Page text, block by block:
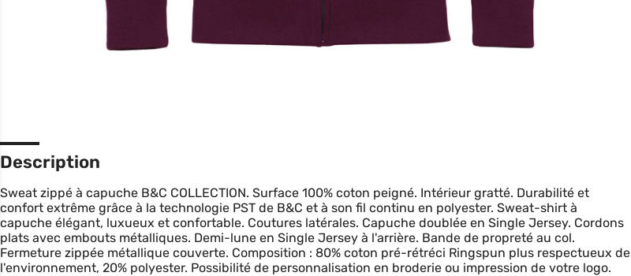
Description
Sweat zippé à capuche B&C COLLECTION. Surface 100% coton peigné. Intérieur gratté. Durabilité et
confort extrême grâce à la technologie PST de B&C et à son fil continu en polyester. Sweat-shirt à
capuche élégant, luxueux et confortable. Coutures latérales. Capuche doublée en Single Jersey. Cordons
plats avec embouts métalliques. Demi-lune en Single Jersey à l'arrière. Bande de propreté au col.
Fermeture zippée métallique couverte. Composition : 80% coton pré-rétréci Ringspun plus respectueux de
l'environnement, 20% polyester. Possibilité de personnalisation en broderie ou impression de votre logo.